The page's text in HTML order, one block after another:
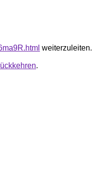
weiterzuleiten.
.